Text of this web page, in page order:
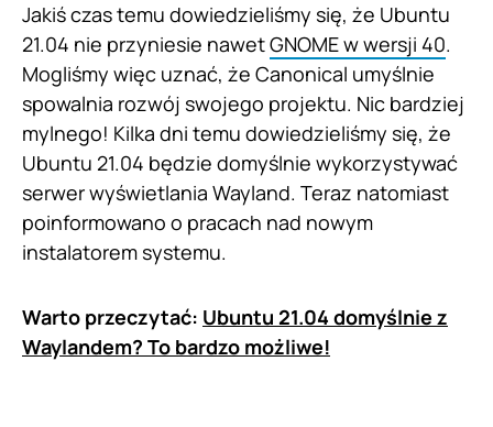
Jakiś czas temu dowiedzieliśmy się, że Ubuntu
21.04 nie przyniesie nawetGNOME w wersji 40.
Mogliśmy więc uznać, że Canonical umyślnie
spowalnia rozwój swojego projektu. Nic bardziej
mylnego! Kilka dni temu dowiedzieliśmy się, że
Ubuntu 21.04 będzie domyślnie wykorzystywać
serwer wyświetlania Wayland. Teraz natomiast
poinformowano o pracach nad nowym
instalatorem systemu.
Warto przeczytać: Ubuntu 21.04 domyślnie z
Waylandem? To bardzo możliwe!